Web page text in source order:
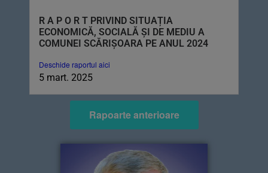
R A P O R T PRIVIND SITUAȚIA
ECONOMICĂ, SOCIALĂ ȘI DE MEDIU A
COMUNEI SCĂRIȘOARA PE ANUL 2024
Deschide raportul aici
5 mart. 2025
Rapoarte anterioare